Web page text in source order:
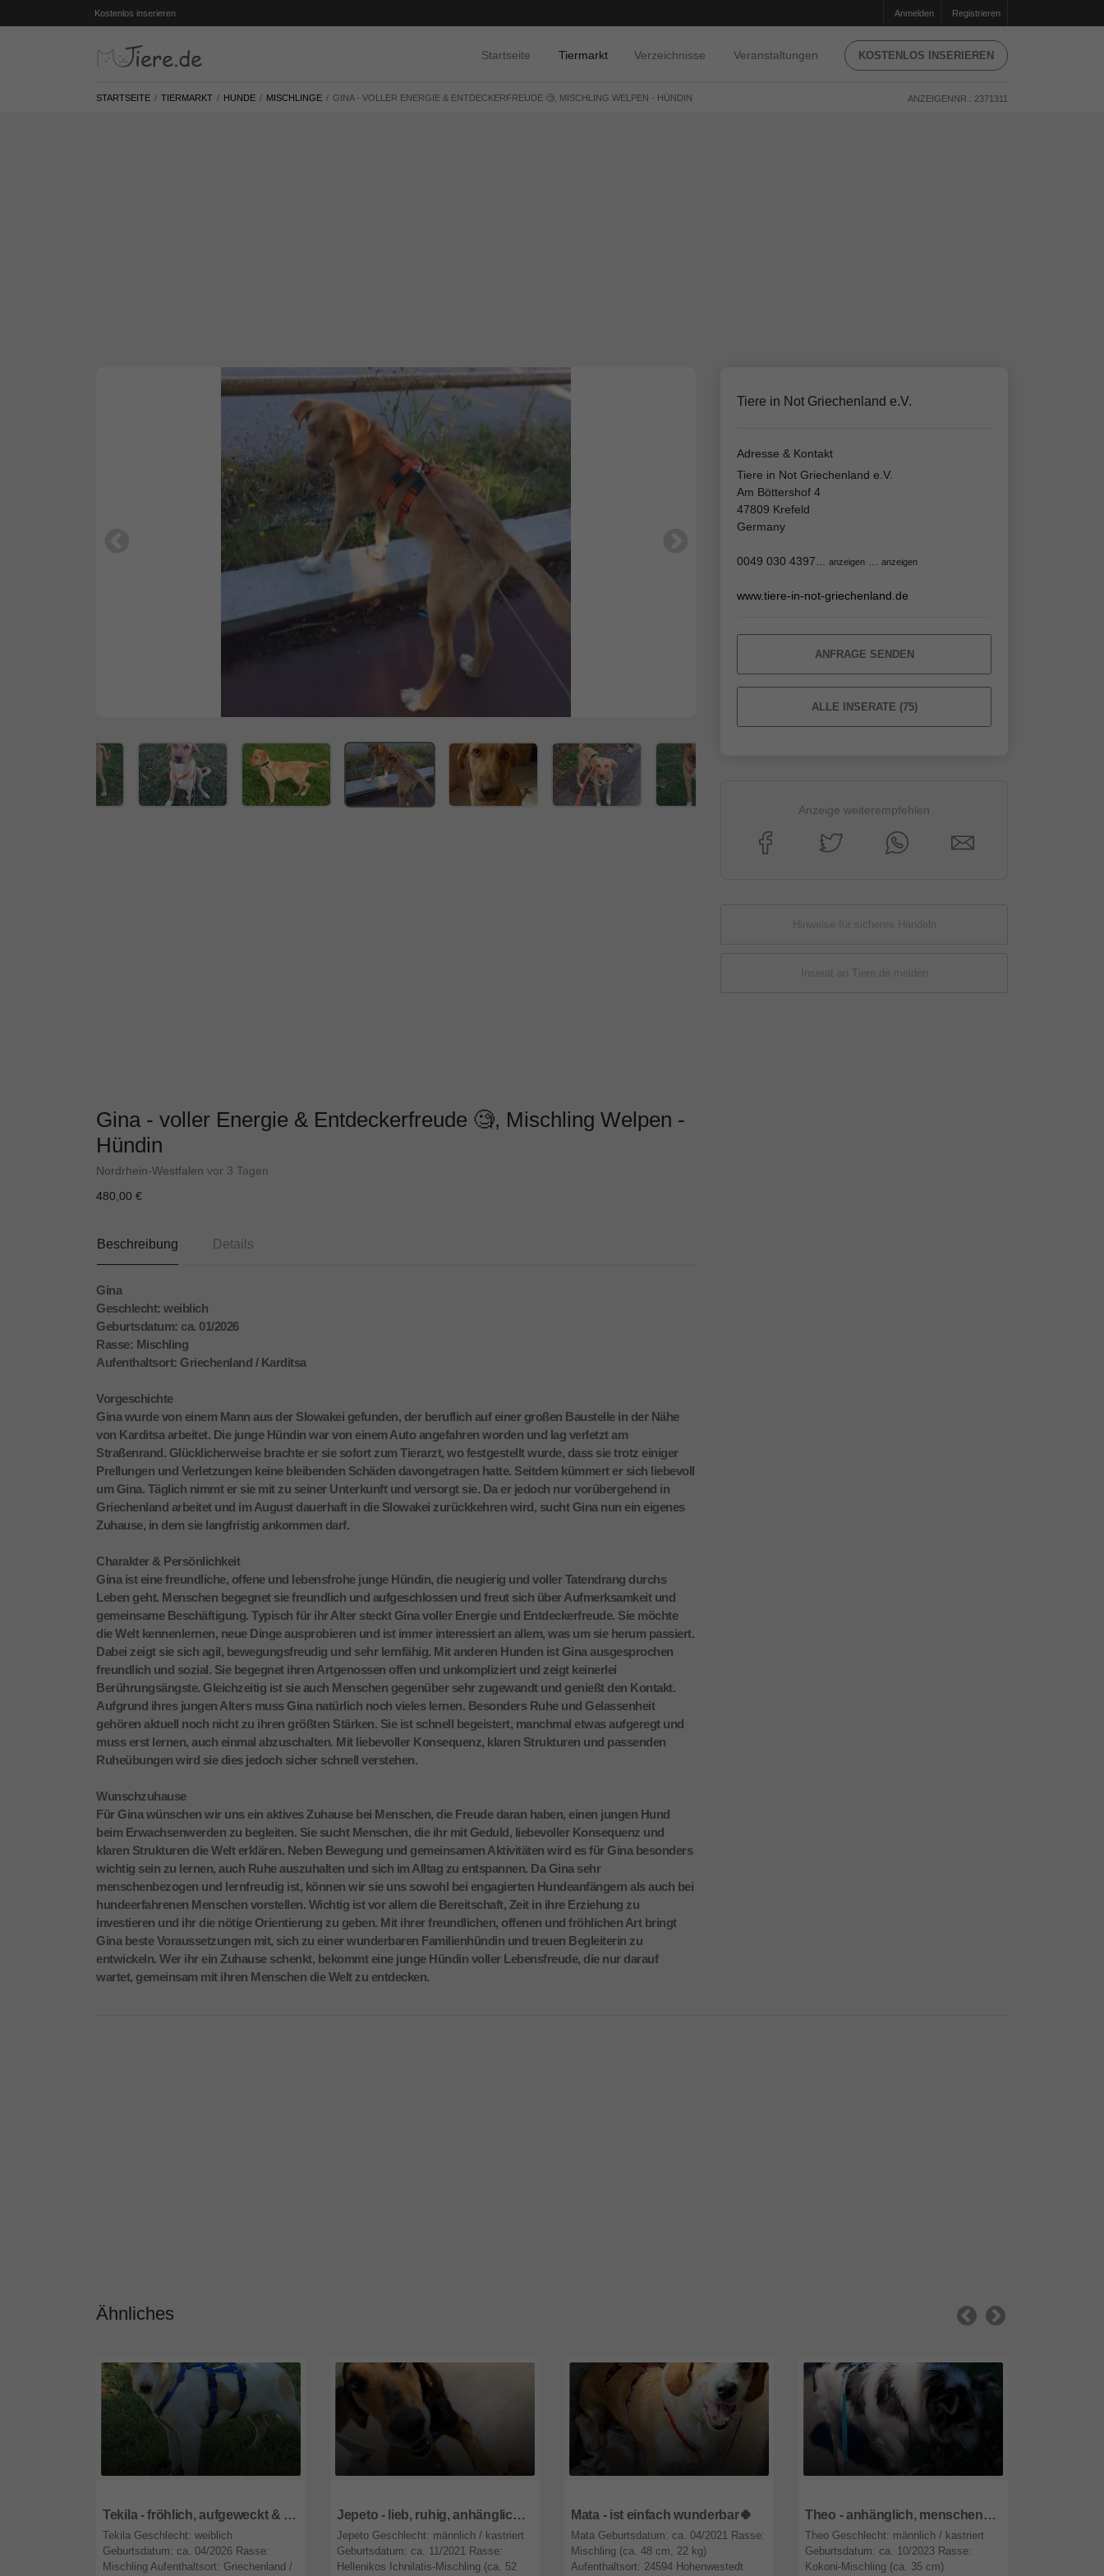
Kostenlos inserieren Anmelden Registrieren
Startseite Tiermarkt Verzeichnisse Veranstaltungen KOSTENLOS INSERIEREN
STARTSEITE TIERMARKT HUNDE MISCHLINGE GINA - VOLLER ENERGIE & ENTDECKERFREUDE 🧐, MISCHLING WELPEN - HÜNDIN ANZEIGENNR.: 2371311
Gina - voller Energie & Entdeckerfreude 🧐, Mischling Welpen -
Hündin
Nordrhein-Westfalen vor 3 Tagen
480,00 €
Beschreibung Details
Gina
Geschlecht: weiblich
Geburtsdatum: ca. 01/2026
Rasse: Mischling
Aufenthaltsort: Griechenland / Karditsa
Vorgeschichte
Gina wurde von einem Mann aus der Slowakei gefunden, der beruflich auf einer großen Baustelle in der Nähe
von Karditsa arbeitet. Die junge Hündin war von einem Auto angefahren worden und lag verletzt am
Straßenrand. Glücklicherweise brachte er sie sofort zum Tierarzt, wo festgestellt wurde, dass sie trotz einiger
Prellungen und Verletzungen keine bleibenden Schäden davongetragen hatte. Seitdem kümmert er sich liebevoll
um Gina. Täglich nimmt er sie mit zu seiner Unterkunft und versorgt sie. Da er jedoch nur vorübergehend in
Griechenland arbeitet und im August dauerhaft in die Slowakei zurückkehren wird, sucht Gina nun ein eigenes
Zuhause, in dem sie langfristig ankommen darf.
Charakter & Persönlichkeit
Gina ist eine freundliche, offene und lebensfrohe junge Hündin, die neugierig und voller Tatendrang durchs
Leben geht. Menschen begegnet sie freundlich und aufgeschlossen und freut sich über Aufmerksamkeit und
gemeinsame Beschäftigung. Typisch für ihr Alter steckt Gina voller Energie und Entdeckerfreude. Sie möchte
die Welt kennenlernen, neue Dinge ausprobieren und ist immer interessiert an allem, was um sie herum passiert.
Dabei zeigt sie sich agil, bewegungsfreudig und sehr lernfähig. Mit anderen Hunden ist Gina ausgesprochen
freundlich und sozial. Sie begegnet ihren Artgenossen offen und unkompliziert und zeigt keinerlei
Berührungsängste. Gleichzeitig ist sie auch Menschen gegenüber sehr zugewandt und genießt den Kontakt.
Aufgrund ihres jungen Alters muss Gina natürlich noch vieles lernen. Besonders Ruhe und Gelassenheit
gehören aktuell noch nicht zu ihren größten Stärken. Sie ist schnell begeistert, manchmal etwas aufgeregt und
muss erst lernen, auch einmal abzuschalten. Mit liebevoller Konsequenz, klaren Strukturen und passenden
Ruheübungen wird sie dies jedoch sicher schnell verstehen.
Wunschzuhause
Für Gina wünschen wir uns ein aktives Zuhause bei Menschen, die Freude daran haben, einen jungen Hund
beim Erwachsenwerden zu begleiten. Sie sucht Menschen, die ihr mit Geduld, liebevoller Konsequenz und
klaren Strukturen die Welt erklären. Neben Bewegung und gemeinsamen Aktivitäten wird es für Gina besonders
wichtig sein zu lernen, auch Ruhe auszuhalten und sich im Alltag zu entspannen. Da Gina sehr
menschenbezogen und lernfreudig ist, können wir sie uns sowohl bei engagierten Hundeanfängern als auch bei
hundeerfahrenen Menschen vorstellen. Wichtig ist vor allem die Bereitschaft, Zeit in ihre Erziehung zu
investieren und ihr die nötige Orientierung zu geben. Mit ihrer freundlichen, offenen und fröhlichen Art bringt
Gina beste Voraussetzungen mit, sich zu einer wunderbaren Familienhündin und treuen Begleiterin zu
entwickeln. Wer ihr ein Zuhause schenkt, bekommt eine junge Hündin voller Lebensfreude, die nur darauf
wartet, gemeinsam mit ihren Menschen die Welt zu entdecken.
Tiere in Not Griechenland e.V.
Adresse & Kontakt
Tiere in Not Griechenland e.V.
Am Böttershof 4
47809 Krefeld
Germany
0049 030 4397... anzeigen ... anzeigen
www.tiere-in-not-griechenland.de
ANFRAGE SENDEN
ALLE INSERATE (75)
Anzeige weiterempfehlen
Hinweise für sicheres Handeln
Inserat an Tiere.de melden
Ähnliches
Tekila - fröhlich, aufgeweckt & spielfreudig 🎈
Tekila Geschlecht: weiblich
Geburtsdatum: ca. 04/2026 Rasse:
Mischling Aufenthaltsort: Griechenland /
Jepeto - lieb, ruhig, anhänglich ☺️
Jepeto Geschlecht: männlich / kastriert
Geburtsdatum: ca. 11/2021 Rasse:
Hellenikos Ichnilatis-Mischling (ca. 52
Mata - ist einfach wunderbar🍀
Mata Geburtsdatum: ca. 04/2021 Rasse:
Mischling (ca. 48 cm, 22 kg)
Aufenthaltsort: 24594 Hohenwestedt
Theo - anhänglich, menschenbezogen, sehr liebevoll 💞
Theo Geschlecht: männlich / kastriert
Geburtsdatum: ca. 10/2023 Rasse:
Kokoni-Mischling (ca. 35 cm)